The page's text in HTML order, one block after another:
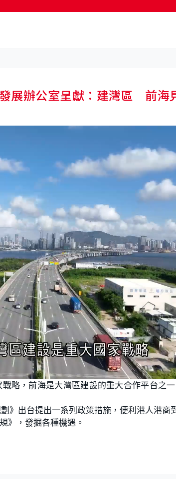
展辦公室呈獻：建灣區 前海
戰略，前海是大灣區建設的重大合作平台之
》出台提出一系列政策措施，便利港人港商
》，發掘各種機遇。